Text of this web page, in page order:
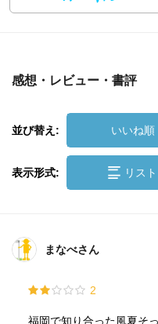
感想・レビュー・書評
並び替え: いいね順
表示形式: リスト
まなべさん
2
福岡で知り合った風夏そ